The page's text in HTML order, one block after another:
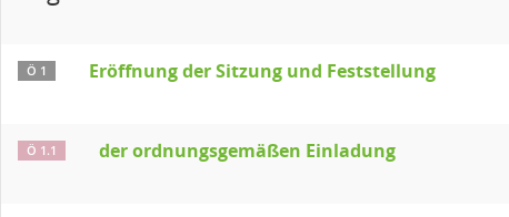
Ö 1 Eröffnung der Sitzung und Feststellung
Ö 1.1 der ordnungsgemäßen Einladung